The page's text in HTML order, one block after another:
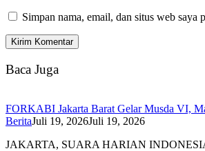
Simpan nama, email, dan situs web saya
Baca Juga
FORKABI Jakarta Barat Gelar Musda VI,
BeritaJuli 19, 2026Juli 19, 2026
JAKARTA, SUARA HARIAN